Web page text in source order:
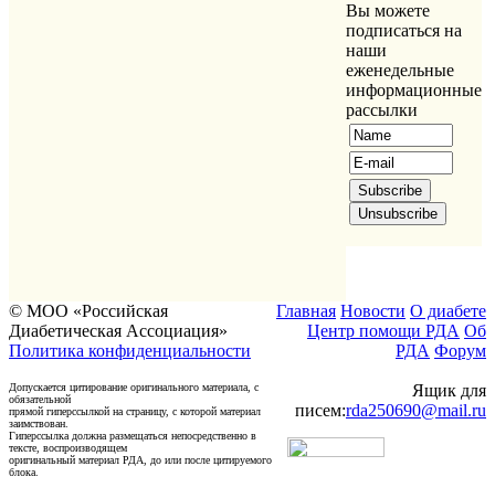
Вы можете
подписаться на
наши
еженедельные
информационные
рассылки
© МОО «Российская
Диабетическая Ассоциация»
Политика конфиденциальности
Допускается цитирование оригинального материала, с
обязательной
прямой гиперссылкой на страницу, с которой материал
заимствован.
Гиперссылка должна размещаться непосредственно в
тексте, воспроизводящем
оригинальный материал РДА, до или после цитируемого
блока.
Главная Новости О диабете
Центр помощи РДА Об
РДА Форум
Ящик для
писем:rda250690@mail.ru